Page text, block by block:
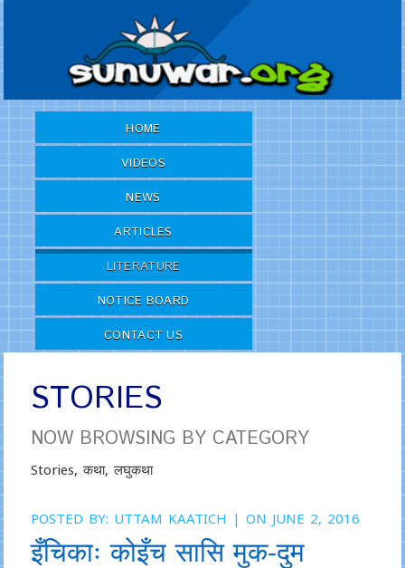
HOME
VIDEOS
NEWS
ARTICLES
LITERATURE
NOTICE BOARD
CONTACT US
STORIES
NOW BROWSING BY CATEGORY
Stories, कथा, लघुकथा
POSTED BY: UTTAM KAATICH | ON JUNE 2, 2016
इँचिकाः कोइँच सासि मुक-दुम